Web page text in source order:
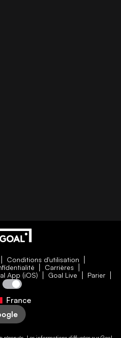
Conditions d'utilisation
Carrières
App (iOS) Goal Live Parier
France